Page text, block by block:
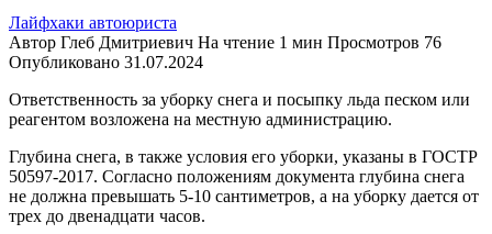
Лайфхаки автоюриста
Автор Глеб Дмитриевич На чтение 1 мин Просмотров 76
Опубликовано 31.07.2024
Ответственность за уборку снега и посыпку льда песком или
реагентом возложена на местную администрацию.
Глубина снега, в также условия его уборки, указаны в ГОСТР
50597-2017. Согласно положениям документа глубина снега
не должна превышать 5-10 сантиметров, а на уборку дается от
трех до двенадцати часов.